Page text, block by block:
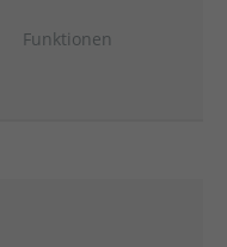
Funktionen